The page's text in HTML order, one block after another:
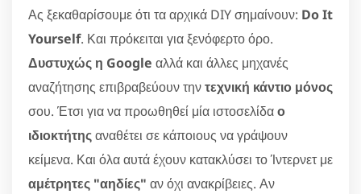
Ας ξεκαθαρίσουμε ότι τα αρχικά DIY σημαίνουν: Do It
Yourself. Και πρόκειται για ξενόφερτο όρο.
Δυστυχώς η Google αλλά και άλλες μηχανές
αναζήτησης επιβραβεύουν τηντεχνική κάντιο μόνος
σου. Έτσι για να προωθηθεί μία ιστοσελίδαο
ιδιοκτήτηςαναθέτει σε κάποιους να γράψουν
κείμενα. Και όλα αυτά έχουν κατακλύσει το Ίντερνετ με
αμέτρητες "αηδίες" αν όχι ανακρίβειες. Αν